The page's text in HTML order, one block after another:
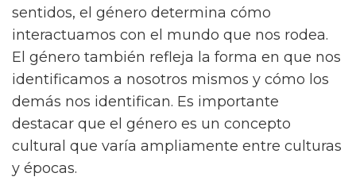
sentidos, el género determina cómo
interactuamos con el mundo que nos rodea.
El género también refleja la forma en que nos
identificamos a nosotros mismos y cómo los
demás nos identifican. Es importante
destacar que el género es un concepto
cultural que varía ampliamente entre culturas
y épocas.